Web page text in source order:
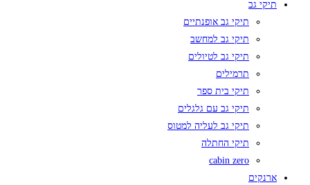
תיקי גב
תיקי גב אופנתיים
תיקי גב למחשב
תיקי גב לטיולים
תרמילים
תיקי בית ספר
תיקי גב עם גלגלים
תיקי גב לעליה למטוס
תיקי החתלה
cabin zero
ארנקים